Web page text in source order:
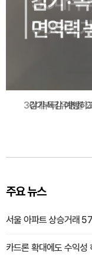
감기·독감 예방
주요 뉴스
서울 아파트 상승거래
카드론 확대에도 수익